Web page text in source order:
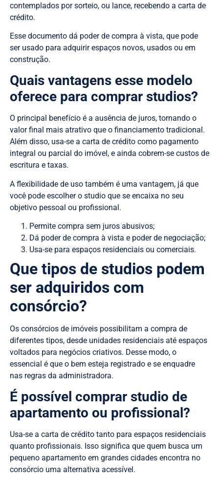
contemplados por sorteio, ou lance, recebendo a carta de
crédito.
Esse documento dá poder de compra à vista, que pode
ser usado para adquirir espaços novos, usados ou em
construção.
Quais vantagens esse modelo
oferece para comprar studios?
O principal benefício é a ausência de juros, tornando o
valor final mais atrativo que o financiamento tradicional.
Além disso, usa-se a carta de crédito como pagamento
integral ou parcial do imóvel, e ainda cobrem-se custos de
escritura e taxas.
A flexibilidade de uso também é uma vantagem, já que
você pode escolher o studio que se encaixa no seu
objetivo pessoal ou profissional.
Permite compra sem juros abusivos;
Dá poder de compra à vista e poder de negociação;
Usa-se para espaços residenciais ou comerciais.
Que tipos de studios podem
ser adquiridos com
consórcio?
Os consórcios de imóveis possibilitam a compra de
diferentes tipos, desde unidades residenciais até espaços
voltados para negócios criativos. Desse modo, o
essencial é que o bem esteja registrado e se enquadre
nas regras da administradora.
É possível comprar studio de
apartamento ou profissional?
Usa-se a carta de crédito tanto para espaços residenciais
quanto profissionais. Isso significa que quem busca um
pequeno apartamento em grandes cidades encontra no
consórcio uma alternativa acessível.